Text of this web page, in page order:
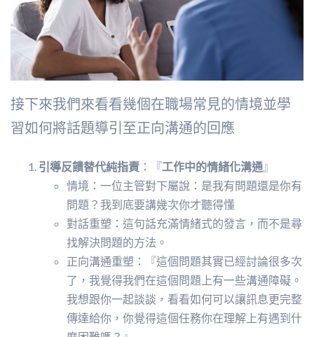
接下來我們來看看幾個在職場常見的情境並學
習如何將話題導引至正向溝通的回應
引導反饋替代純指責 ：『工作中的情緒化溝通』
情境：一位主管對下屬說：是我有問題還是你有
問題？我到底要講幾次你才聽得懂
對話重塑：這句話充滿情緒式的發言，而不是尋
找解決問題的方法。
正向溝通重塑：『這個問題其實已經討論很多次
了，我覺得我們在這個問題上有一些溝通障礙。
我想跟你一起談談，看看如何可以讓訊息更完整
傳達給你，你覺得這個任務你在理解上有遇到什